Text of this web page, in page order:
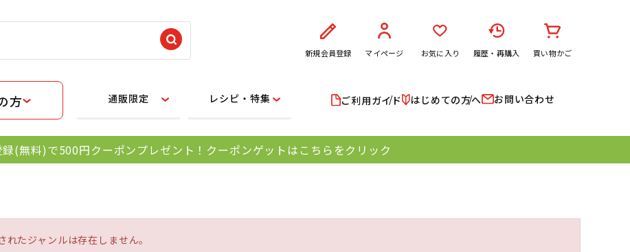
新規会員登録 マイページ お気に入り 履歴・再購入 買い物かご
方 通販限定 レシピ・特集 ご利用ガイド はじめての方へ お問い合わせ
(無料)で500円クーポンプレゼント！クーポンゲットはこちらをクリック
れたジャンルは存在しません。